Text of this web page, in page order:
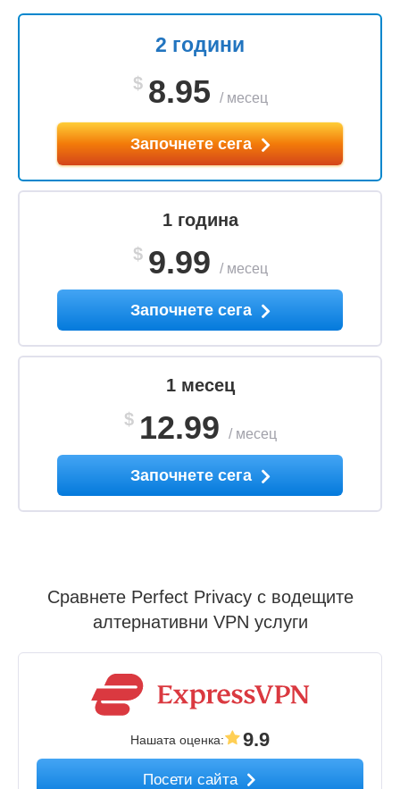
2 години
$ 8.95 / месец
Започнете сега
1 година
$ 9.99 / месец
Започнете сега
1 месец
$ 12.99 / месец
Започнете сега
Сравнете Perfect Privacy с водещите
алтернативни VPN услуги
Нашата оценка: 9.9
Посети сайта